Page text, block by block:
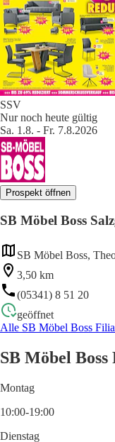
SSV
Nur noch heute gültig
Sa. 1.8. - Fr. 7.8.2026
Prospekt öffnen
SB Möbel Boss
SB Möbel Boss,
3,50 km
(05341) 8 51 20
geöffnet
Alle SB Möbel Boss
SB Möbel
Montag
10:00-19:00
Dienstag